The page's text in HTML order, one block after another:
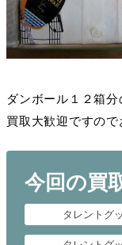
ダンボール１２箱
買取大歓迎ですの
今回の買
タレントグ